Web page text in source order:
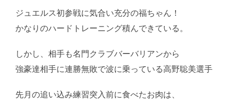
ジュエルス初参戦に気合い充分の福ちゃん！
かなりのハードトレーニング積んできている。
しかし、相手も名門クラブバーバリアンから
強豪達相手に連勝無敗で波に乗っている高野聡美選手
先月の追い込み練習突入前に食べたお肉は、